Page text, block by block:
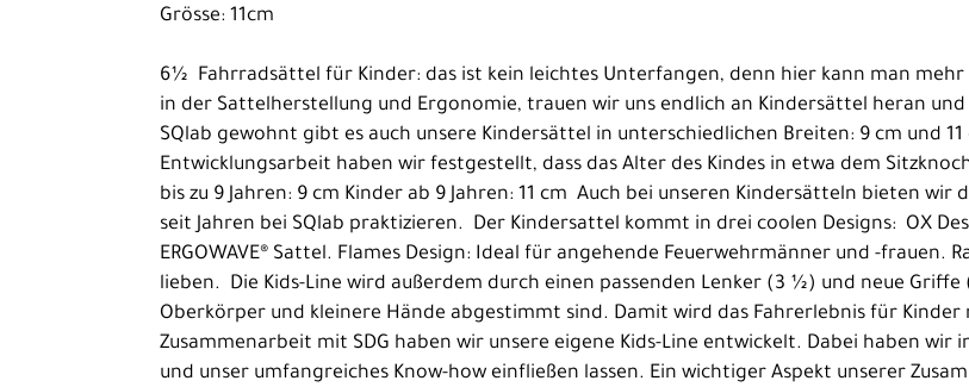
Grösse: 11cm
6½ Fahrradsättel für Kinder: das ist kein leichtes Unterfangen, denn hier kann man
in der Sattelherstellung und Ergonomie, trauen wir uns endlich an Kindersättel heran
SQlab gewohnt gibt es auch unsere Kindersättel in unterschiedlichen Breiten: 9 cm und
Entwicklungsarbeit haben wir festgestellt, dass das Alter des Kindes in etwa dem
bis zu 9 Jahren: 9 cm Kinder ab 9 Jahren: 11 cm Auch bei unseren Kindersätteln bieten
seit Jahren bei SQlab praktizieren. Der Kindersattel kommt in drei coolen Designs: OX
ERGOWAVE® Sattel. Flames Design: Ideal für angehende Feuerwehrmänner und -frauen.
lieben. Die Kids-Line wird außerdem durch einen passenden Lenker (3 ½) und neue
Oberkörper und kleinere Hände abgestimmt sind. Damit wird das Fahrerlebnis für
Zusammenarbeit mit SDG haben wir unsere eigene Kids-Line entwickelt. Dabei haben
und unser umfangreiches Know-how einfließen lassen. Ein wichtiger Aspekt unserer